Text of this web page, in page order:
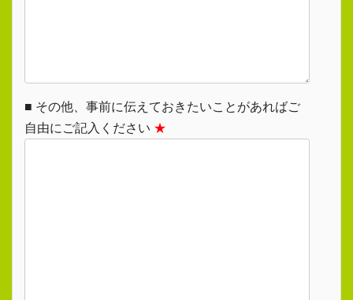
■ その他、事前に伝えておきたいことがあればご
自由にご記入ください ★